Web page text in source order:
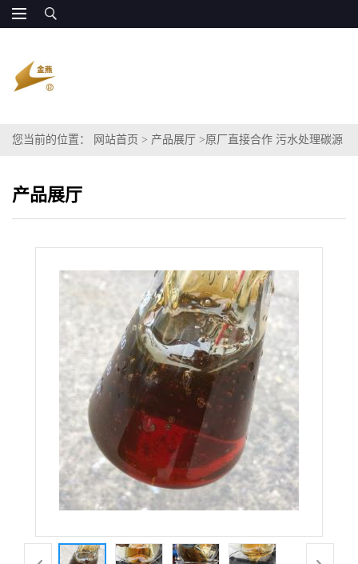
您当前的位置： 网站首页 > 产品展厅 >原厂直接合作 污水处理碳源
产品展厅